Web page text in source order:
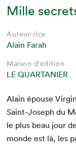
Mille
Auteur·rice
Alain Farah
Maison d'édition
LE QUARTANIER
Alain épouse
Saint-Joseph du
le plus beau jour
monde est là, les